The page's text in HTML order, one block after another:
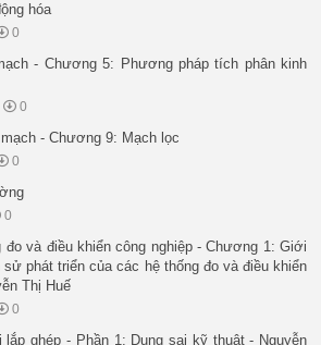
hóa
0
- Chương 5: Phương pháp tích phân kinh
0
- Chương 9: Mạch lọc
0
0
đo và điều khiển công nghiệp - Chương 1: Giới
phát triển của các hệ thống đo và điều khiển
Thị Huế
0
lắp ghép - Phần 1: Dung sai kỹ thuật - Nguyễn